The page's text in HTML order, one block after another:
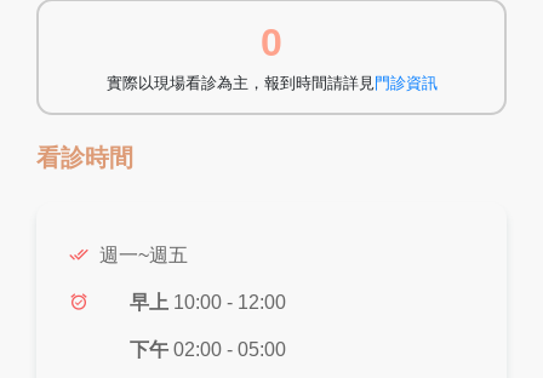
0
實際以現場看診為主，報到時間請詳見 門診資訊
看診時間
done_all 週一~週五
alarm_on 早上 10:00 - 12:00
下午 02:00 - 05:00